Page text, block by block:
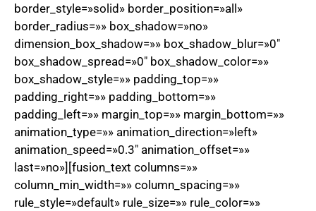
border_style=»solid» border_position=»all»
border_radius=»» box_shadow=»no»
dimension_box_shadow=»» box_shadow_blur=»0″
box_shadow_spread=»0″ box_shadow_color=»»
box_shadow_style=»» padding_top=»»
padding_right=»» padding_bottom=»»
padding_left=»» margin_top=»» margin_bottom=»»
animation_type=»» animation_direction=»left»
animation_speed=»0.3″ animation_offset=»»
last=»no»][fusion_text columns=»»
column_min_width=»» column_spacing=»»
rule_style=»default» rule_size=»» rule_color=»»